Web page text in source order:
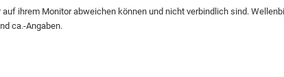
ihrem Monitor abweichen können und nicht verbindlich sind.
ca.-Angaben.